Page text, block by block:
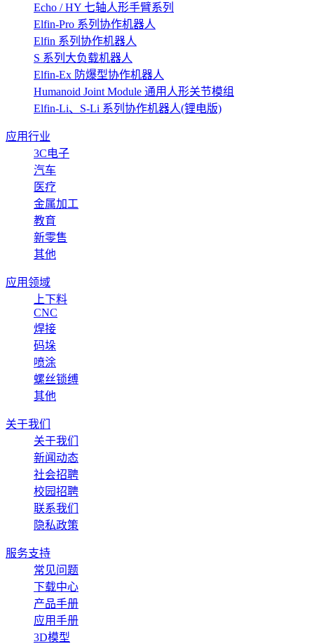
Echo / HY 七轴人形手臂系列
Elfin-Pro 系列协作机器人
Elfin 系列协作机器人
S 系列大负载机器人
Elfin-Ex 防爆型协作机器人
Humanoid Joint Module 通用人形关节模组
Elfin-Li、S-Li 系列协作机器人(锂电版)
应用行业
3C电子
汽车
医疗
金属加工
教育
新零售
其他
应用领域
上下料
CNC
焊接
码垛
喷涂
螺丝锁缚
其他
关于我们
关于我们
新闻动态
社会招聘
校园招聘
联系我们
隐私政策
服务支持
常见问题
下载中心
产品手册
应用手册
3D模型